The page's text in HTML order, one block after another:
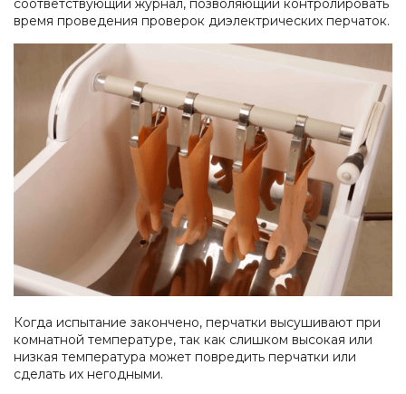
соответствующий журнал, позволяющий контролировать
время проведения проверок диэлектрических перчаток.
Когда испытание закончено, перчатки высушивают при
комнатной температуре, так как слишком высокая или
низкая температура может повредить перчатки или
сделать их негодными.